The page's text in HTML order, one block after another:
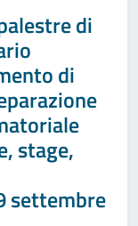
di
di
stage,
settembre